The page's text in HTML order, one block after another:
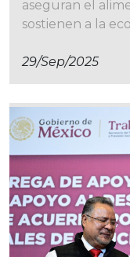
aseguran el
sostienen a la
29/sep/2025